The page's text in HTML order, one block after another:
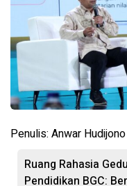
Penulis: Anwar
Ruang Rahasia
Pendidikan BGC: